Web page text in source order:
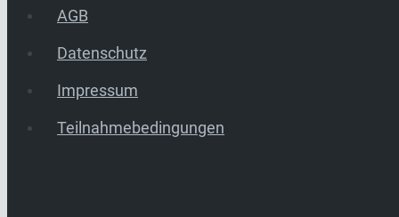
AGB
Datenschutz
Impressum
Teilnahmebedingungen